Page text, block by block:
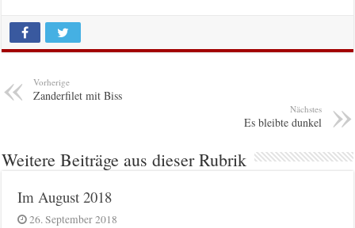
Vorherige
Zanderfilet mit Biss
Nächstes
Es bleibte dunkel
Weitere Beiträge aus dieser Rubrik
Im August 2018
26. September 2018